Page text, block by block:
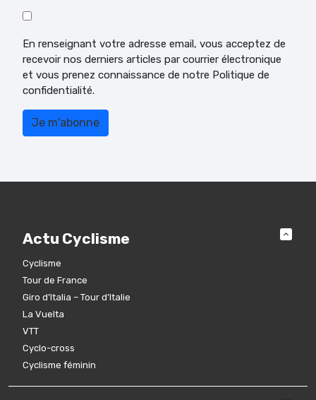
En renseignant votre adresse email, vous acceptez de
recevoir nos derniers articles par courrier électronique
et vous prenez connaissance de notre Politique de
confidentialité.
Actu Cyclisme
Cyclisme
Tour de France
Giro d’Italia – Tour d’Italie
La Vuelta
VTT
Cyclo-cross
Cyclisme féminin